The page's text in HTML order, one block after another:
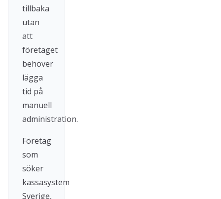
tillbaka
utan
att
företaget
behöver
lägga
tid på
manuell
administration.
Företag
som
söker
kassasystem
Sverige,